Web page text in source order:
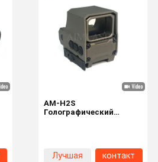
AM-H2S
Голографический
Shake Awake и Auto Sleep
Лучшая
контакт